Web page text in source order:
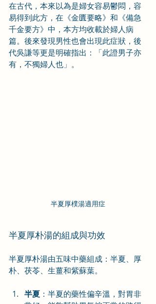
在古代，本來以為是婦女容易鬱悶，容
易得到此方，在《金匱要略》和《備急
千金要方》中，本方均收載於婦人病
篇。後來發現男性也會出現此症狀，後
代吳謙等更是明確指出：「此證男子亦
有，不獨婦人也」。
半夏厚樸湯適用症
半夏厚朴湯的組成與功效
半夏厚朴湯由五味中藥組成：半夏、厚
朴、茯苓、生薑和紫蘇葉。
半夏 ：半夏的藥性偏辛溫，對胃非